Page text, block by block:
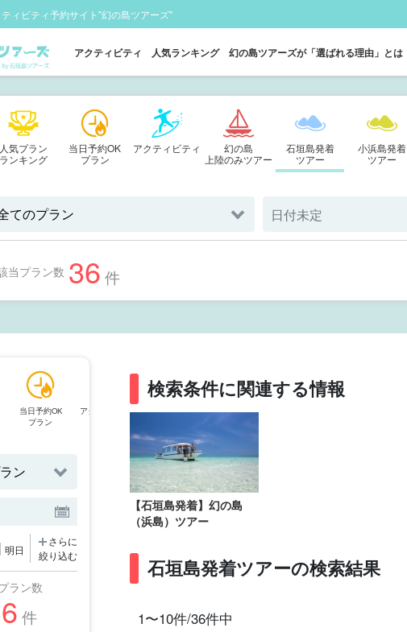
ィビティ予約サイト"幻の島ツアーズ"
アクティビティ 人気ランキング 幻の島ツアーズが「選ばれる理由」とは
人気プラン
ランキング
当日予約OK
プラン
アクティビティ
幻の島
上陸のみツアー
石垣島発着
ツアー
小浜島発着
ツアー
当プラン数 36 件
当日予約OK
プラン
アクティビティ
幻の島
石垣島発着
明日
さらに
絞り込む
ラン数
件
検索条件に関連する情報
【石垣島発着】幻の島
（浜島）ツアー
石垣島発着ツアーの検索結果
1〜10件/36件中